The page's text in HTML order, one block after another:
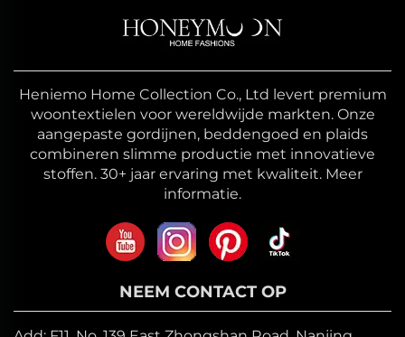
Heniemo Home Collection Co., Ltd levert premium
woontextielen voor wereldwijde markten. Onze
aangepaste gordijnen, beddengoed en plaids
combineren slimme productie met innovatieve
stoffen. 30+ jaar ervaring met kwaliteit. Meer
informatie.
NEEM CONTACT OP